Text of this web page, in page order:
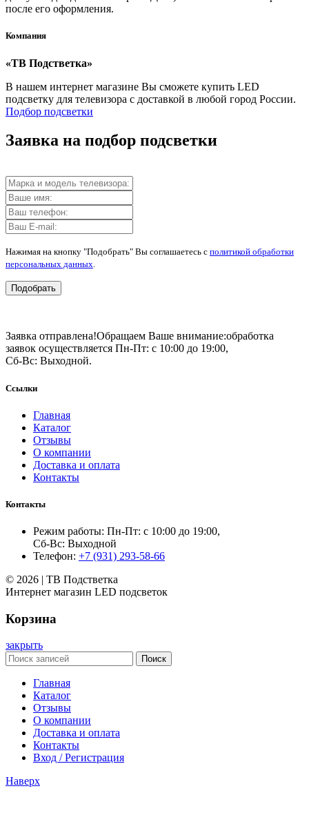
после его оформления.
Компания
«ТВ Подстветка»
В нашем интернет магазине Вы сможете купить LED
подсветку для телевизора с доставкой в любой город России.
Подбор подсветки
Заявка на подбор подсветки
Нажимая на кнопку "Подобрать" Вы соглашаетесь с политикой обработки
персональных данных.
Подобрать
Заявка отправлена!Обращаем Ваше внимание:обработка
заявок осуществляется Пн-Пт: с 10:00 до 19:00,
Сб-Вс: Выходной.
Ссылки
Главная
Каталог
Отзывы
О компании
Доставка и оплата
Контакты
Контакты
Режим работы: Пн-Пт: с 10:00 до 19:00,
Сб-Вс: Выходной
Телефон: +7 (931) 293-58-66
© 2026 | ТВ Подстветка
Интернет магазин LED подсветок
Корзина
закрыть
Поиск
Главная
Каталог
Отзывы
О компании
Доставка и оплата
Контакты
Вход / Регистрация
Наверх